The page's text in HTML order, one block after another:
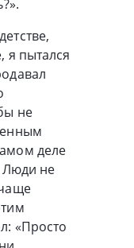
я пытался
не
деле
Люди не
«Просто